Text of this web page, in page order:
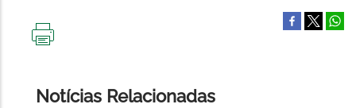
Notícias Relacionadas